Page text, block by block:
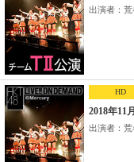
出演者：荒
HD
2018年11
出演者：荒